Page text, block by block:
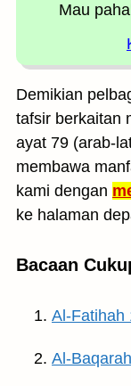
Mau
Demikian
tafsir berkaitan
ayat 79 (arab-
membawa
kami dengan
ke halaman
Bacaan
Al-Fatihah
Al-